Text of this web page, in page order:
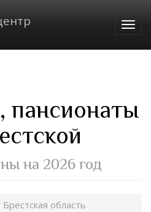
пансионаты
на 2026 год
Брестская область